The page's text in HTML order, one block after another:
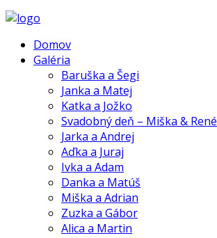
Domov
Galéria
Baruška a Šegi
Janka a Matej
Katka a Jožko
Svadobný deň – Miška & René
Jarka a Andrej
Aďka a Juraj
Ivka a Adam
Danka a Matúš
Miška a Adrian
Zuzka a Gábor
Alica a Martin